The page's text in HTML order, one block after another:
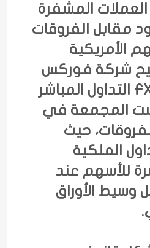
و 4 من العملات المشفرة
مقابل الفروقات
الأمريكية
شركة فوركس
تايم- شركة FXTM التداول المباشر
المجمعة في
حيث
الملكية
للأسهم عند
وسيط الأوراق